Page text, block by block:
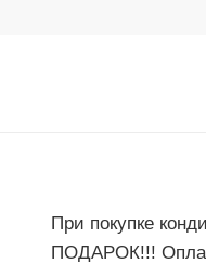
При покупке
ПОДАРОК!!!